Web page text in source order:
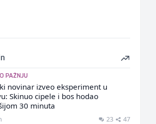
PAŽNJU
novinar izveo eksperiment u
Skinuo cipele i bos hodao
30 minuta
23 47